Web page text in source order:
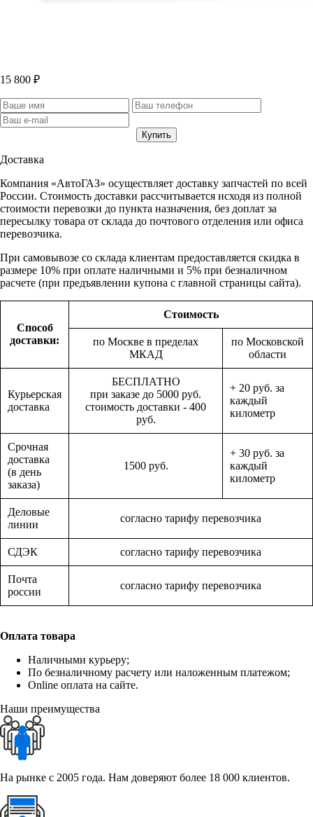
15 800 ₽
Доставка
Компания «АвтоГАЗ» осуществляет доставку запчастей по всей
России. Стоимость доставки рассчитывается исходя из полной
стоимости перевозки до пункта назначения, без доплат за
пересылку товара от склада до почтового отделения или офиса
перевозчика.
При самовывозе со склада клиентам предоставляется скидка в
размере 10% при оплате наличными и 5% при безналичном
расчете (при предъявлении купона с главной страницы сайта).
Способ
доставки:
Стоимость
по Москве в пределах
МКАД
по Московской
области
Курьерская
доставка
БЕСПЛАТНО
при заказе до 5000 руб.
стоимость доставки - 400
руб.
+ 20 руб. за
каждый
километр
Срочная
доставка
(в день
заказа)
1500 руб.
+ 30 руб. за
каждый
километр
Деловые
линии
согласно тарифу перевозчика
СДЭК согласно тарифу перевозчика
Почта
россии
согласно тарифу перевозчика
Оплата товара
Наличными курьеру;
По безналичному расчету или наложенным платежом;
Online оплата на сайте.
Наши преимущества
На рынке с 2005 года. Нам доверяют более 18 000 клиентов.